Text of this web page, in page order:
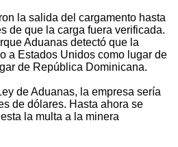
la salida del cargamento hasta
de que la carga fuera verificada.
Aduanas detectó que la
a Estados Unidos como lugar de
de República Dominicana.
de Aduanas, la empresa sería
de dólares. Hasta ahora se
la multa a la minera